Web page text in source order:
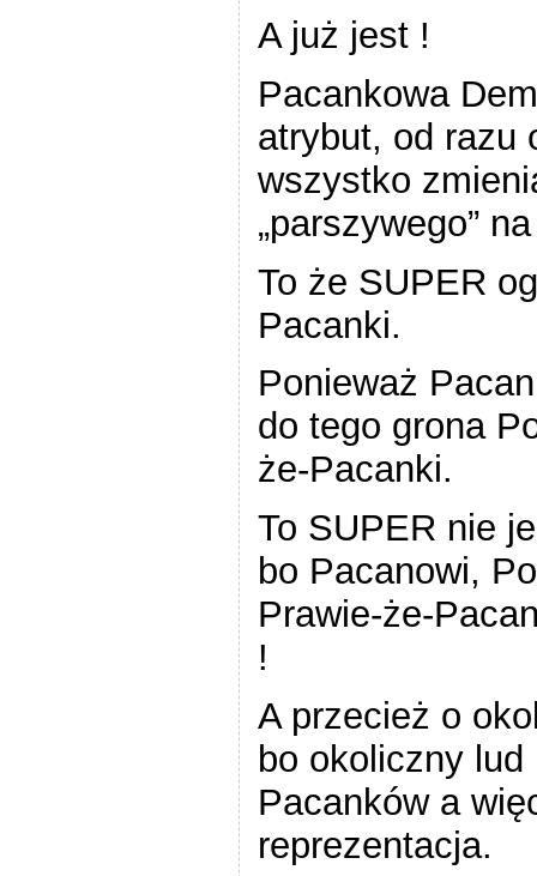
A już jest !
Pacankowa
atrybut, od razu
wszystko
„parszywego”
To że SUPER
Pacanki.
Ponieważ
do tego grona
że-Pacanki.
To SUPER nie
bo Pacanowi,
Prawie-że-
!
A przecież o
bo okoliczny
Pacanków a
reprezentacja.